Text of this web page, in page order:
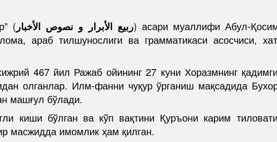
( ربيع الأبرار و نصوص الأخبار) асари муаллифи Абул-
араб тилшунослиги ва грамматикаси асосчиси,
467 йил Ражаб ойининг 27 куни Хоразмнинг
олганлар. Илм-фанни чуқур ўрганиш мақсадида
машғул бўлади.
киши бўлган ва кўп вақтини Қуръони карим
масжидда имомлик ҳам қилган.